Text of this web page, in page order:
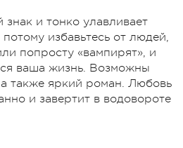
знак и тонко улавливает
избавьтесь от людей,
попросту «вампирят», и
ваша жизнь. Возможны
также яркий роман. Любовь
и завертит в водовороте